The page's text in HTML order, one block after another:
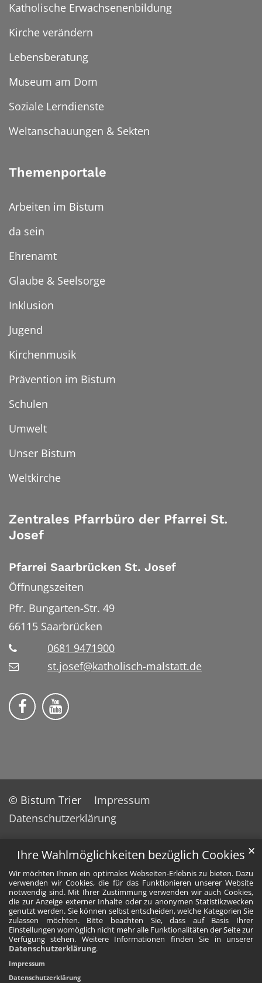
Ihre Wahlmöglichkeiten bezüglich Cookies
Wir möchten Ihnen ein optimales Webseiten-Erlebnis zu bieten. Dazu
verwenden wir Cookies, die für das Funktionieren unserer Website
notwendig sind. Mit Ihrer Zustimmung verwenden wir auch Cookies,
die zur Anzeige externer Inhalte oder zu anonymen Statistikzwecken
genutzt werden. Sie können selbst entscheiden, welche Kategorien Sie
zulassen möchten. Bitte beachten Sie, dass auf Basis Ihrer
Einstellungen womöglich nicht mehr alle Funktionalitäten der Seite zur
Verfügung stehen. Weitere Informationen finden Sie in unserer
Datenschutzerklärung.
✕
Impressum
Datenschutzerklärung
Katholische Erwachsenenbildung
Kirche verändern
Lebensberatung
Museum am Dom
Soziale Lerndienste
Weltanschauungen & Sekten
Themenportale
Arbeiten im Bistum
da sein
Ehrenamt
Glaube & Seelsorge
Inklusion
Jugend
Kirchenmusik
Prävention im Bistum
Schulen
Umwelt
Unser Bistum
Weltkirche
Zentrales Pfarrbüro der Pfarrei St.
Josef
Pfarrei Saarbrücken St. Josef
Öffnungszeiten
Pfr. Bungarten-Str. 49
66115 Saarbrücken
0681 9471900
st.josef@katholisch-malstatt.de
Folge uns auf Facebook
Folge uns auf YouTube
© Bistum Trier
Impressum
Datenschutzerklärung